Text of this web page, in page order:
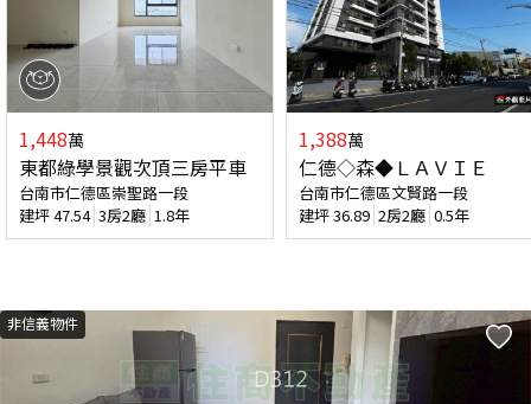
1,448萬
東都綠學景觀次頂三房平車
台南市仁德區崇聖路一段
建坪47.54 3房2廳 1.8年
1,388萬
仁德◇森◆ＬＡＶＩＥ
台南市仁德區文賢路一段
建坪36.89 2房2廳 0.5年
非信義物件